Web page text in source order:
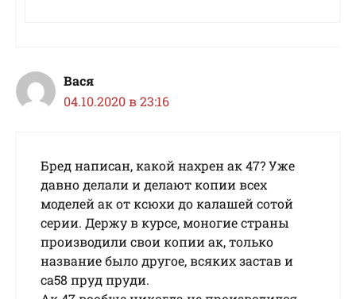
Вася
04.10.2020 в 23:16
Бред написан, какой нахрен ак 47? Уже
давно делали и делают копии всех
моделей ак от ксюхи до калашей сотой
серии. Держу в курсе, моногие страны
производили свои копии ак, только
название было другое, всяких застав и
са58 пруд пруди.